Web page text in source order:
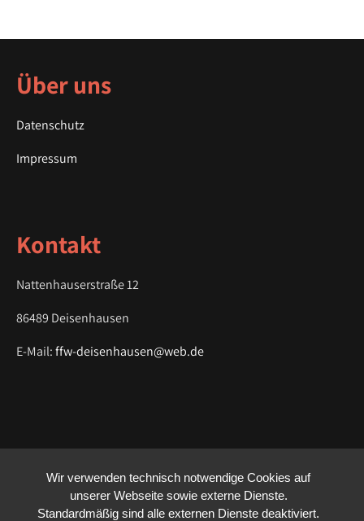
t
a
v
i
a
n
Über uns
Datenschutz
Impressum
Kontakt
Nattenhauserstraße 12
86489 Deisenhausen
E-Mail:ffw-deisenhausen@web.de
Wir verwenden technisch notwendige Cookies auf
unserer Webseite sowie externe Dienste.
Standardmäßig sind alle externen Dienste deaktiviert.